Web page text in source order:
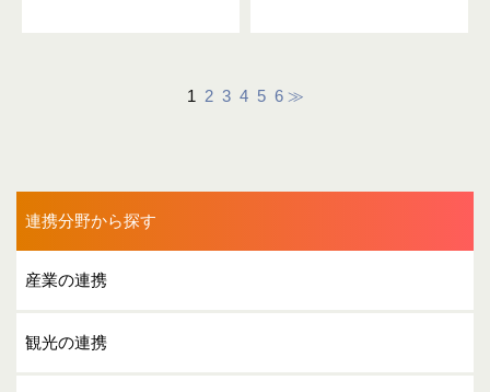
1 2 3 4 5 6 ≫
連携分野から探す
産業の連携
観光の連携